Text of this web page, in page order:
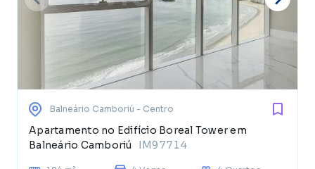
Balneário Camboriú - Centro
Apartamento no Edifício Boreal Tower em
Balneário Camboriú
IM97714